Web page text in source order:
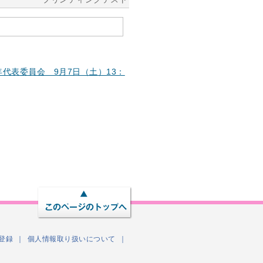
代表委員会 9月7日（土）13：
録 個人情報取り扱いについて